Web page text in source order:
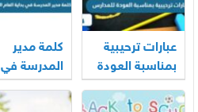
عبارات ترحيبية
بمناسبة العودة
للمدارس 2026
كلمة مدير
المدرسة في
بداية العام